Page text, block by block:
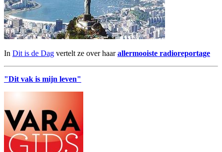
In Dit is de Dag vertelt ze over haarallermooiste radioreportage
"Dit vak is mijn leven"